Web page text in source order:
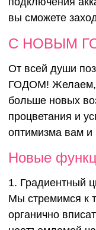
вы сможете
С НОВЫМ
От всей души
ГОДОМ! Желаем,
больше новых
процветания и
оптимизма вам
Новые
1. Градиентный
Мы стремимся к
органично